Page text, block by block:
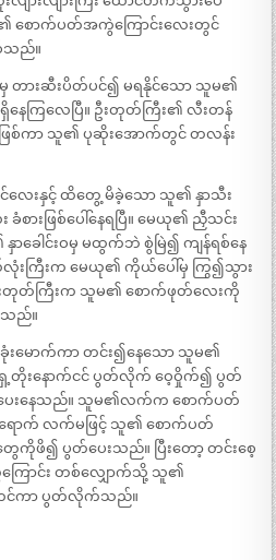
စောက်ပတ်အကွဲကြောင်းလေးတွင်
သည်။
ားဆီးပိတ်ပင်၍ မရနိုင်သော သူမ၏
ရှိနေကြလေပြီ။ ဦးတုတ်ကြီး၏ လီးတန်
ြီဖြစ်ကာ သူ၏ ပုဆိုးအောက်တွင် တလန်း
ေးနှင့် ထိတွေ့ မိခဲ့သော သူ၏ နှာသီး
ားဖြစ်ပေါ်နေရပြီ။ မေယု၏ ညှီသင်း
ခေါင်းဝမှ မထွက်ဘဲ စွဲမြဲ၍ ကျန်ရစ်နေ
ကြီးက မေယု၏ ကိုယ်ပေါ်မှ ကြွ၍သွား
တုတ်ကြီးက သူမ၏ စောက်ဖုတ်လေးကို
သည်။
းမောက်ကာ တင်း၍နေသော သူမ၏
တိုးနောက်ငင် ပွတ်လိုက် ဝေ့ဝှိုက်၍ ပွတ်
ေးနေသည်။ သူမ၏လက်က စောက်ပတ်
ရောက် လက်မဖြင့် သူ၏ စောက်ပတ်
တွေကိုဖိ၍ ပွတ်ပေးသည်။ ပြီးတော့ တင်းစေ့
ောင်း တစ်လျှောက်သို့ သူ၏
င်ကာ ပွတ်လိုက်သည်။